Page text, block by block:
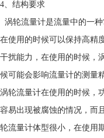
4、结构要求
涡轮流量计是流量中的一
在使用的时候可以保持高精
干扰能力，在使用的时候，
候可能会影响流量计的测量
涡轮流量计在使用的时候，
容易出现被腐蚀的情况，而
轮流量计体型很小，在使用